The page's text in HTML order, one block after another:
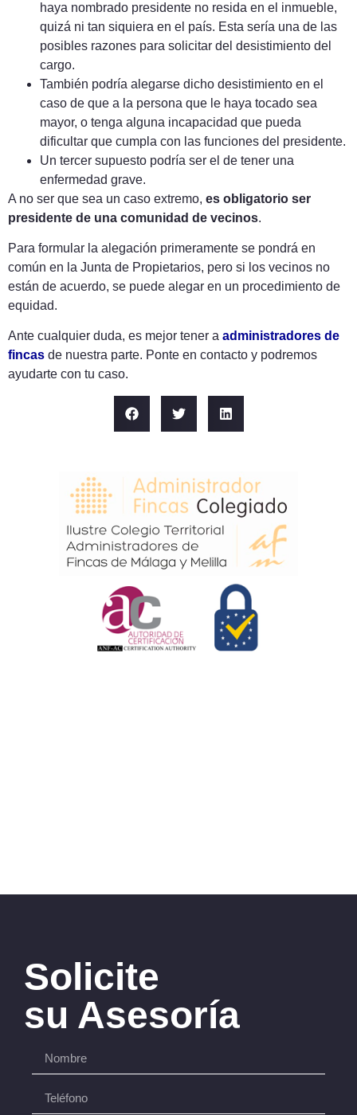
haya nombrado presidente no resida en el inmueble,
quizá ni tan siquiera en el país. Esta sería una de las
posibles razones para solicitar del desistimiento del
cargo.
También podría alegarse dicho desistimiento en el
caso de que a la persona que le haya tocado sea
mayor, o tenga alguna incapacidad que pueda
dificultar que cumpla con las funciones del presidente.
Un tercer supuesto podría ser el de tener una
enfermedad grave.
A no ser que sea un caso extremo, es obligatorio ser
presidente de una comunidad de vecinos.
Para formular la alegación primeramente se pondrá en
común en la Junta de Propietarios, pero si los vecinos no
están de acuerdo, se puede alegar en un procedimiento de
equidad.
Ante cualquier duda, es mejor tener a administradores de
fincas de nuestra parte. Ponte en contacto y podremos
ayudarte con tu caso.
Solicite
su Asesoría